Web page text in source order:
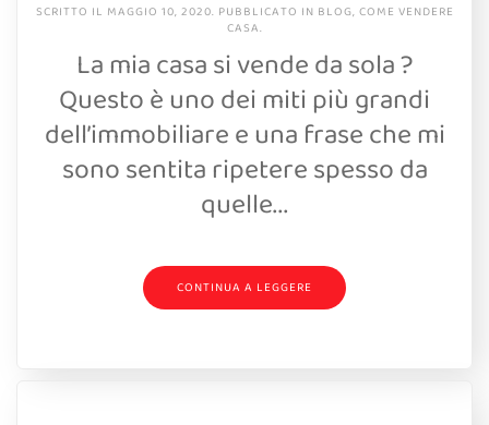
SCRITTO IL MAGGIO 10, 2020. PUBBLICATO IN BLOG, COME VENDERE
CASA.
La mia casa si vende da sola ?
Questo è uno dei miti più grandi
dell’immobiliare e una frase che mi
sono sentita ripetere spesso da
quelle...
CONTINUA A LEGGERE